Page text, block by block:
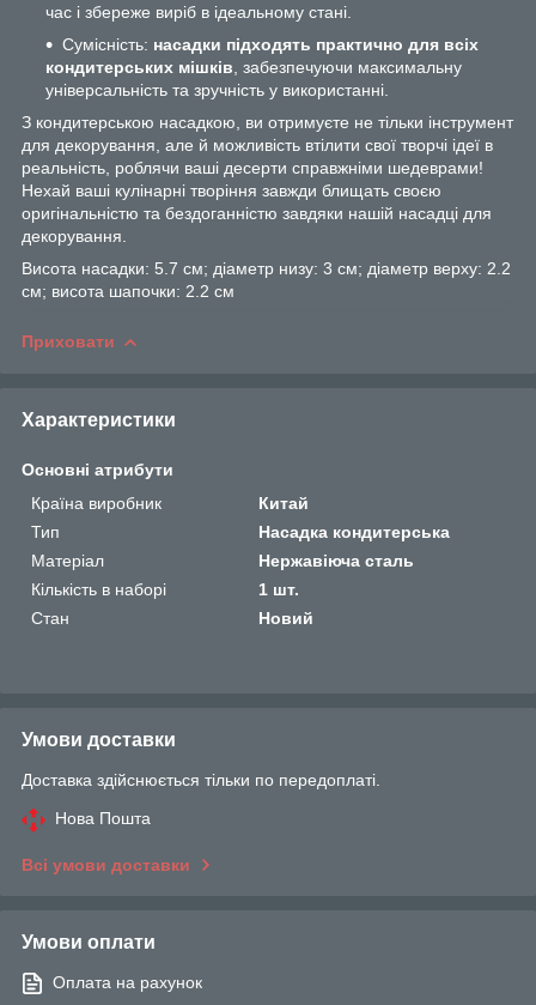
час і збереже виріб в ідеальному стані.
Сумісність: насадки підходять практично для всіх
кондитерських мішків , забезпечуючи максимальну
універсальність та зручність у використанні.
З кондитерською насадкою, ви отримуєте не тільки інструмент
для декорування, але й можливість втілити свої творчі ідеї в
реальність, роблячи ваші десерти справжніми шедеврами!
Нехай ваші кулінарні творіння завжди блищать своєю
оригінальністю та бездоганністю завдяки нашій насадці для
декорування.
Висота насадки: 5.7 см; діаметр низу: 3 см; діаметр верху: 2.2
см; висота шапочки: 2.2 см
Приховати
Характеристики
Основні атрибути
Країна виробник
Китай
Тип
Насадка кондитерська
Матеріал
Нержавіюча сталь
Кількість в наборі
1 шт.
Стан
Новий
Умови доставки
Доставка здійснюється тільки по передоплаті.
Нова Пошта
Всі умови доставки
Умови оплати
Оплата на рахунок